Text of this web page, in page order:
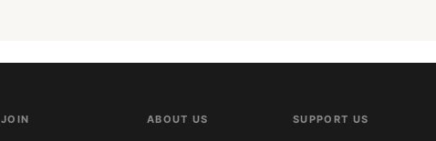
JOIN ABOUT US SUPPORT US